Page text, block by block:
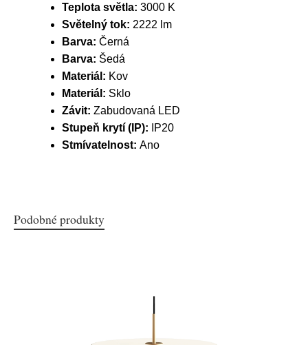
Teplota světla: 3000 K
Světelný tok: 2222 lm
Barva: Černá
Barva: Šedá
Materiál: Kov
Materiál: Sklo
Závit: Zabudovaná LED
Stupeň krytí (IP):
IP20
Stmívatelnost: Ano
Podobné produkty